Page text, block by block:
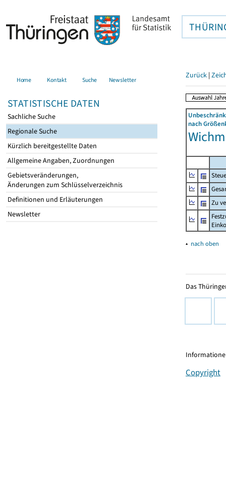
Home Kontakt Suche Newsletter
STATISTISCHE DATEN
Sachliche Suche
Regionale Suche
Kürzlich bereitgestellte Daten
Allgemeine Angaben, Zuordnungen
Gebietsveränderungen,
Änderungen zum Schlüsselverzeichnis
Definitionen und Erläuterungen
Newsletter
Zurück |
nach
Zu
▴ nach oben
Das
Copyright